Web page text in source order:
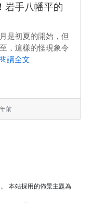
岩手八幡平的
是初夏的開始，但
，這樣的怪現象令
讀全文
前
本站採用的佈景主題為